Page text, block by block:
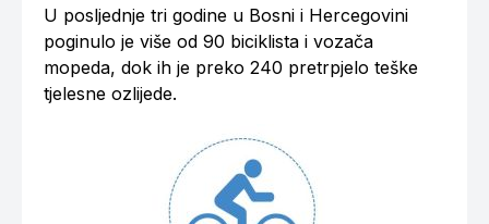
U posljednje tri godine u Bosni i Hercegovini
poginulo je više od 90 biciklista i vozača
mopeda, dok ih je preko 240 pretrpjelo teške
tjelesne ozlijede.